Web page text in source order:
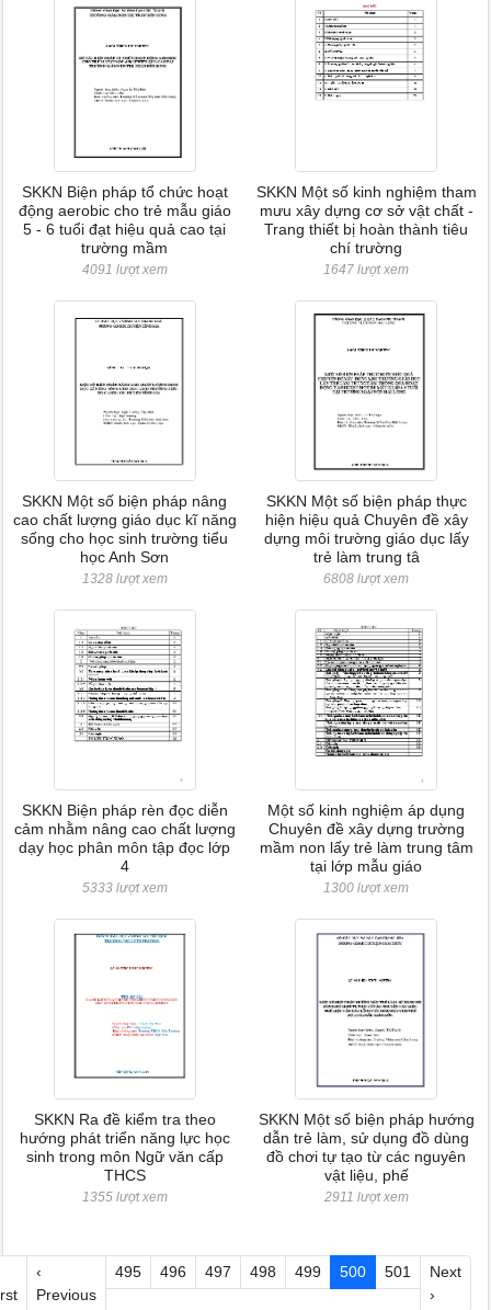
SKKN Biện pháp tổ chức hoạt
động aerobic cho trẻ mẫu giáo
5 - 6 tuổi đạt hiệu quả cao tại
trường mầm
4091 lượt xem
SKKN Một số kinh nghiệm tham
mưu xây dựng cơ sở vật chất -
Trang thiết bị hoàn thành tiêu
chí trường
1647 lượt xem
SKKN Một số biện pháp nâng
cao chất lượng giáo dục kĩ năng
sống cho học sinh trường tiểu
học Anh Sơn
1328 lượt xem
SKKN Một số biện pháp thực
hiện hiệu quả Chuyên đề xây
dựng môi trường giáo dục lấy
trẻ làm trung tâ
6808 lượt xem
SKKN Biện pháp rèn đọc diễn
cảm nhằm nâng cao chất lượng
dạy học phân môn tập đọc lớp
4
5333 lượt xem
Một số kinh nghiệm áp dụng
Chuyên đề xây dựng trường
mầm non lấy trẻ làm trung tâm
tại lớp mẫu giáo
1300 lượt xem
SKKN Ra đề kiểm tra theo
hướng phát triển năng lực học
sinh trong môn Ngữ văn cấp
THCS
1355 lượt xem
SKKN Một số biện pháp hướng
dẫn trẻ làm, sử dụng đồ dùng
đồ chơi tự tạo từ các nguyên
vật liệu, phế
2911 lượt xem
‹
Previous
495 496 497 498 499 500 501
Next
›